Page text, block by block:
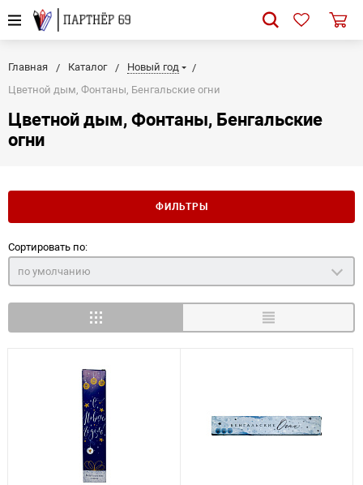
Главная Каталог
Новый год
Цветной дым, Фонтаны, Бенгальские огни
Цветной дым, Фонтаны, Бенгальские
огни
ФИЛЬТРЫ
Сортировать по:
по умолчанию